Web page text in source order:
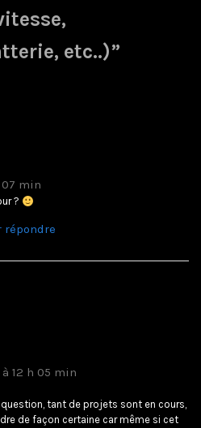
etc..)”
min
?
répondre
à 12 h 05 min
question, tant de projets sont en cours,
de façon certaine car même si cet